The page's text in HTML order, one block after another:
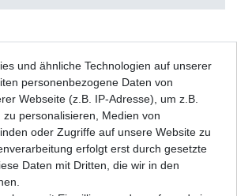
Stator Lichtmaschine Suzuki GSX-R 600 BG
2001-2003 japanische HQ
UVP 133,69 € 109,13 € *
| 109,13 € / Stück
inkl. ges. MwSt. Versandkosten
und ähnliche Technologien auf unserer
personenbezogene Daten von
Webseite (z.B. IP-Adresse), um z.B.
zu personalisieren, Medien von
oder Zugriffe auf unsere Website zu
erfolgt erst durch gesetzte
Daten mit Dritten, die wir in den